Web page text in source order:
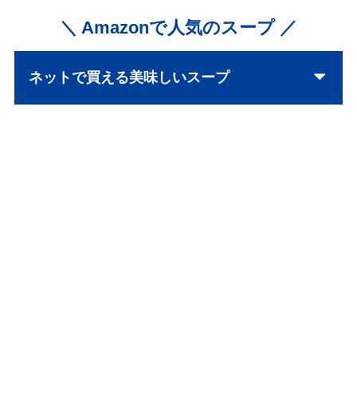
＼ Amazonで人気のスープ ／
ネットで買える美味しいスープ